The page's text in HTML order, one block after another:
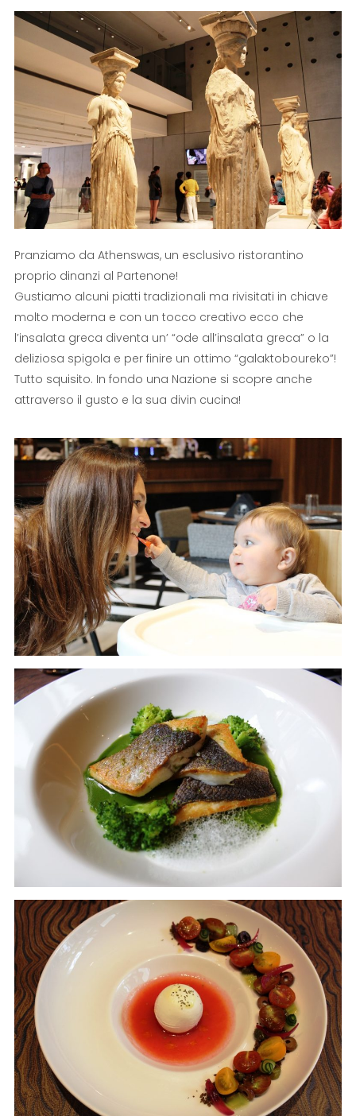
Pranziamo da Athenswas, un esclusivo ristorantino
proprio dinanzi al Partenone!
Gustiamo alcuni piatti tradizionali ma rivisitati in chiave
molto moderna e con un tocco creativo ecco che
l’insalata greca diventa un’ “ode all’insalata greca” o la
deliziosa spigola e per finire un ottimo “galaktoboureko”!
Tutto squisito. In fondo una Nazione si scopre anche
attraverso il gusto e la sua divin cucina!